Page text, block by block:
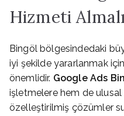
Hizmeti
Bingöl bölgesindedaki
iyi şekilde yararlanmak
önemlidir. Google Ads
işletmelere hem de
özelleştirilmiş çözümler